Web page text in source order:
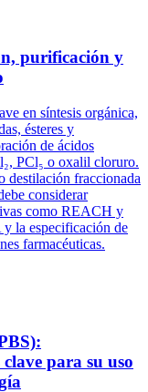
purificación y
en síntesis orgánica,
ésteres y
de ácidos
PCl₅ o oxalil cloruro.
destilación fraccionada
considerar
como REACH y
la especificación de
farmacéuticas.
para su uso